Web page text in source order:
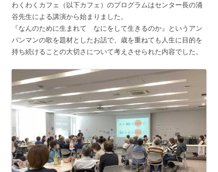
わくわくカフェ（以下カフェ）のプログラムはセンター長の涌
谷先生による講演から始まりました。
『なんのために生まれて なにをして生きるのか』というアン
パンマンの歌を題材としたお話で、歳を重ねても人生に目的を
持ち続けることの大切さについて考えさせられた内容でした。